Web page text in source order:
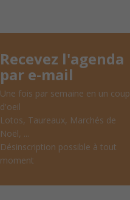
Recevez l'agenda
par e-mail
Une fois par semaine en un coup
d'oeil
Lotos, Taureaux, Marchés de
Noël, ...
Désinscription possible à tout
moment